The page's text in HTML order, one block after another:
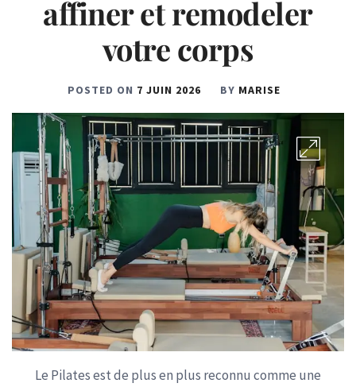
affiner et remodeler
votre corps
POSTED ON 7 JUIN 2026 BY MARISE
Le Pilates est de plus en plus reconnu comme une